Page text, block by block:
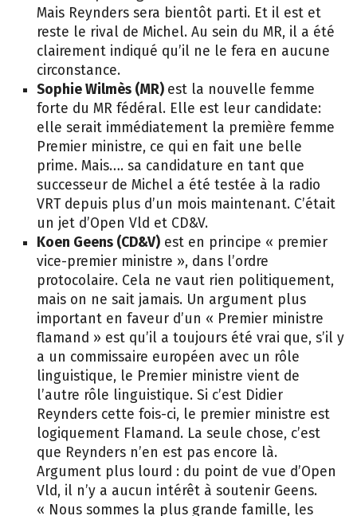
Mais Reynders sera bientôt parti. Et il est et
reste le rival de Michel. Au sein du MR, il a été
clairement indiqué qu’il ne le fera en aucune
circonstance.
Sophie Wilmès (MR) est la nouvelle femme
forte du MR fédéral. Elle est leur candidate:
elle serait immédiatement la première femme
Premier ministre, ce qui en fait une belle
prime. Mais…. sa candidature en tant que
successeur de Michel a été testée à la radio
VRT depuis plus d’un mois maintenant. C’était
un jet d’Open Vld et CD&V.
Koen Geens (CD&V) est en principe « premier
vice-premier ministre », dans l’ordre
protocolaire. Cela ne vaut rien politiquement,
mais on ne sait jamais. Un argument plus
important en faveur d’un « Premier ministre
flamand » est qu’il a toujours été vrai que, s’il y
a un commissaire européen avec un rôle
linguistique, le Premier ministre vient de
l’autre rôle linguistique. Si c’est Didier
Reynders cette fois-ci, le premier ministre est
logiquement Flamand. La seule chose, c’est
que Reynders n’en est pas encore là.
Argument plus lourd : du point de vue d’Open
Vld, il n’y a aucun intérêt à soutenir Geens.
« Nous sommes la plus grande famille, les